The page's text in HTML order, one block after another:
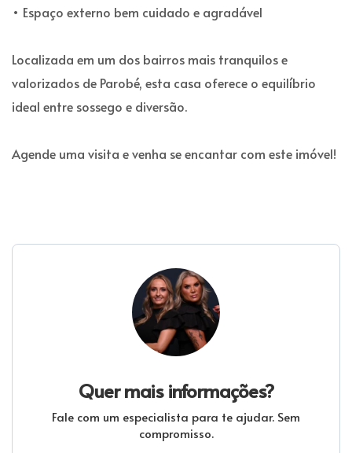
• Espaço externo bem cuidado e agradável
Localizada em um dos bairros mais tranquilos e
valorizados de Parobé, esta casa oferece o equilíbrio
ideal entre sossego e diversão.
Agende uma visita e venha se encantar com este imóvel!
Quer mais informações?
Fale com um especialista para te ajudar. Sem
compromisso.